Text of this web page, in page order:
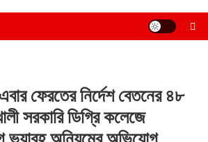
ফেরতের নির্দেশ বেতনের ৪৮
সরকারি ডিগ্রি কলেজে